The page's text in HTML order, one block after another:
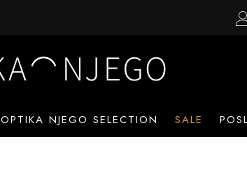
OPTIKA NJEGO SELECTION SALE